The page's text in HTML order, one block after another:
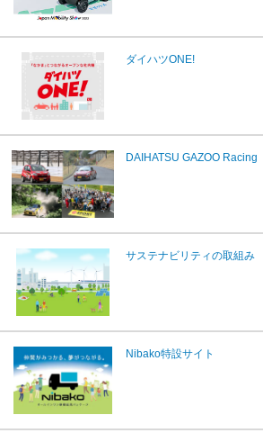
ダイハツONE!
DAIHATSU GAZOO Racing
サステナビリティの取組み
Nibako特設サイト